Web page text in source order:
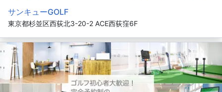
サンキューGOLF
東京都杉並区西荻北3-20-2 ACE西荻窪6F